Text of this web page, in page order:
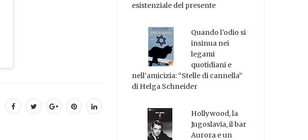
esistenziale del presente
Quando l’odio si
insinua nei
legami
quotidiani e
nell’amicizia: “Stelle di cannella”
di Helga Schneider
Hollywood, la
Jugoslavia, il bar
Aurora e un